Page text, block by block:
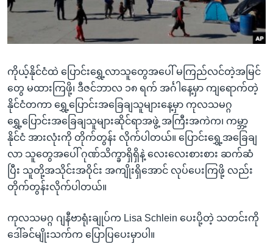
စာမျက်နှာ
ကျော်
ရန်
ရှာဖွေ
ရန်
နေရာ
သို့
ကျော်
ရန်
ဗွီအိုအေ လူမှုကွန်ယက်များ
ဘာသာစကားများ
ကိုယ့်နိုင်ငံထဲ ပြောင်းရွှေ့လာသူတွေအပေါ် မကြည်လင်တဲ့အမြင်
တွေ မထားကြဖို့၊ ဒီဇင်ဘာလ ၁၈ ရက် အင်္ဂါနေ့မှာ ကျရောက်တဲ့
နိုင်ငံတကာ ရွှေ့ပြောင်းအခြေချသူများနေ့မှာ ကုလသမဂ္ဂ
ရွှေ့ပြောင်းအခြေချသူများဆိုင်ရာအဖွဲ့ အကြီးအကဲက၊ ကမ္ဘာ့
နိုင်ငံ အားလုံးကို တိုက်တွန်း လိုက်ပါတယ်။ ပြောင်းရွှေ့အခြေချ
လာ သူတွေအပေါ် ဂုဏ်သိက္ခာရှိရှိနဲ့ လေးလေးစားစား ဆက်ဆံ
ပြီး သူတို့အသိုင်းအဝိုင်း အကျိုးရှိအောင် လုပ်ပေးကြဖို့ လည်း
တိုက်တွန်းလိုက်ပါတယ်။
ကုလသမဂ္ဂ ဂျနီဗာရုံးချုပ်က Lisa Schlein ပေးပို့တဲ့ သတင်းကို
ဒေါ်ခင်မျိုးသက်က ပြောပြပေးမှာပါ။